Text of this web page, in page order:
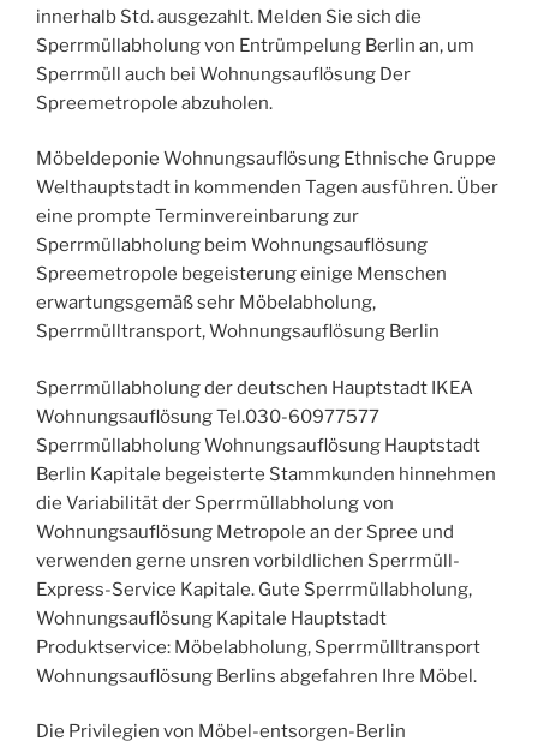
innerhalb Std. ausgezahlt. Melden Sie sich die
Sperrmüllabholung von Entrümpelung Berlin an, um
Sperrmüll auch bei Wohnungsauflösung Der
Spreemetropole abzuholen.
Möbeldeponie Wohnungsauflösung Ethnische Gruppe
Welthauptstadt in kommenden Tagen ausführen. Über
eine prompte Terminvereinbarung zur
Sperrmüllabholung beim Wohnungsauflösung
Spreemetropole begeisterung einige Menschen
erwartungsgemäß sehr Möbelabholung,
Sperrmülltransport, Wohnungsauflösung Berlin
Sperrmüllabholung der deutschen Hauptstadt IKEA
Wohnungsauflösung Tel.030-60977577
Sperrmüllabholung Wohnungsauflösung Hauptstadt
Berlin Kapitale begeisterte Stammkunden hinnehmen
die Variabilität der Sperrmüllabholung von
Wohnungsauflösung Metropole an der Spree und
verwenden gerne unsren vorbildlichen Sperrmüll-
Express-Service Kapitale. Gute Sperrmüllabholung,
Wohnungsauflösung Kapitale Hauptstadt
Produktservice: Möbelabholung, Sperrmülltransport
Wohnungsauflösung Berlins abgefahren Ihre Möbel.
Die Privilegien von Möbel-entsorgen-Berlin